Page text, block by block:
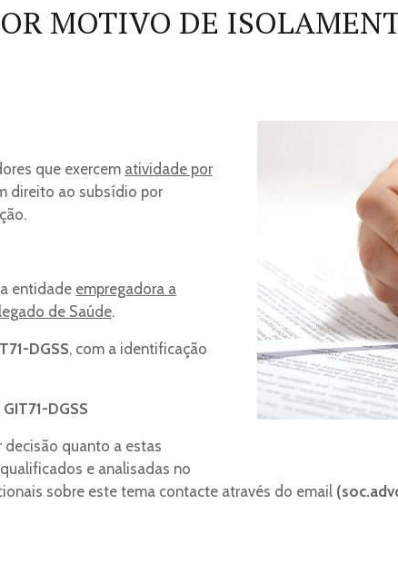
MOTIVO DE
que exercem atividade por
direito ao subsídio por
entidade empregadora a
de Saúde.
DGSS, com a identificação
DGSS
quanto a estas
e analisadas no
sobre este tema contacte através do email (